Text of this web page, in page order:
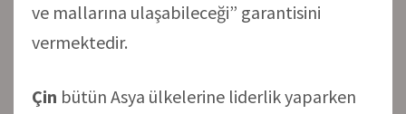
ve mallarına ulaşabileceği” garantisini
vermektedir.
Çin bütün Asya ülkelerine liderlik yaparken